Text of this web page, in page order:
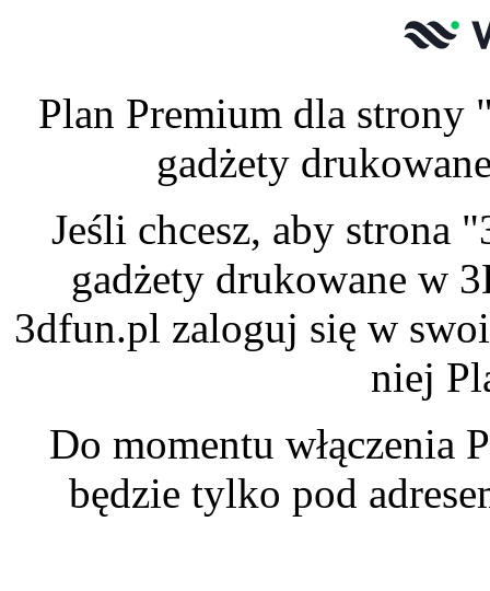
Plan Premium dla strony
gadżety
Jeśli chcesz, aby strona
gadżety drukowane w
3dfun.pl zaloguj się w
niej
Do momentu włączenia
będzie tylko pod